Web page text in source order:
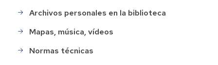
Archivos personales en la biblioteca
Mapas, música, vídeos
Normas técnicas